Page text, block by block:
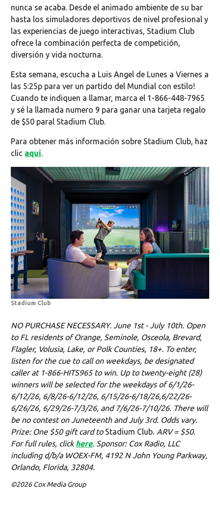
nunca se acaba. Desde el animado ambiente de su bar
hasta los simuladores deportivos de nivel profesional y
las experiencias de juego interactivas, Stadium Club
ofrece la combinación perfecta de competición,
diversión y vida nocturna.
Esta semana, escucha a Luis Angel de Lunes a Viernes a
las 5:25p para ver un partido del Mundial con estilo!
Cuando te indiquen a llamar, marca el 1-866-448-7965
y sé la llamada numero 9 para ganar una tarjeta regalo
de $50 paral Stadium Club.
Para obtener más información sobre Stadium Club, haz
clic aquí.
Stadium Club
NO PURCHASE NECESSARY. June 1st - July 10th. Open
to FL residents of Orange, Seminole, Osceola, Brevard,
Flagler, Volusia, Lake, or Polk Counties, 18+. To enter,
listen for the cue to call on weekdays, be designated
caller at 1-866-HITS965 to win. Up to twenty-eight (28)
winners will be selected for the weekdays of 6/1/26-
6/12/26, 6/8/26-6/12/26, 6/15/26-6/18/26,6/22/26-
6/26/26, 6/29/26-7/3/26, and 7/6/26-7/10/26. There will
be no contest on Juneteenth and July 3rd. Odds vary.
Prize: One $50 gift card to Stadium Club. ARV = $50.
For full rules, clickhere. Sponsor: Cox Radio, LLC
including d/b/a WOEX-FM, 4192 N John Young Parkway,
Orlando, Florida, 32804.
©2026 Cox Media Group